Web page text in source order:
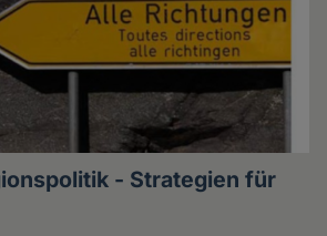
- Strategien für